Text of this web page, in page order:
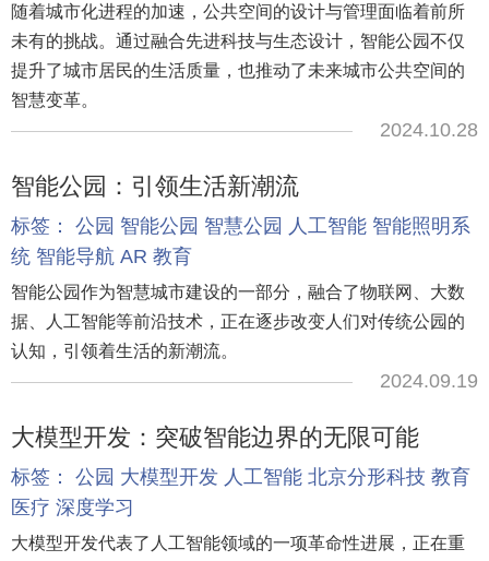
随着城市化进程的加速，公共空间的设计与管理面临着前所
未有的挑战。通过融合先进科技与生态设计，智能公园不仅
提升了城市居民的生活质量，也推动了未来城市公共空间的
智慧变革。
2024.10.28
智能公园：引领生活新潮流
标签： 公园 智能公园 智慧公园 人工智能 智能照明系
统 智能导航 AR 教育
智能公园作为智慧城市建设的一部分，融合了物联网、大数
据、人工智能等前沿技术，正在逐步改变人们对传统公园的
认知，引领着生活的新潮流。
2024.09.19
大模型开发：突破智能边界的无限可能
标签： 公园 大模型开发 人工智能 北京分形科技 教育
医疗 深度学习
大模型开发代表了人工智能领域的一项革命性进展，正在重